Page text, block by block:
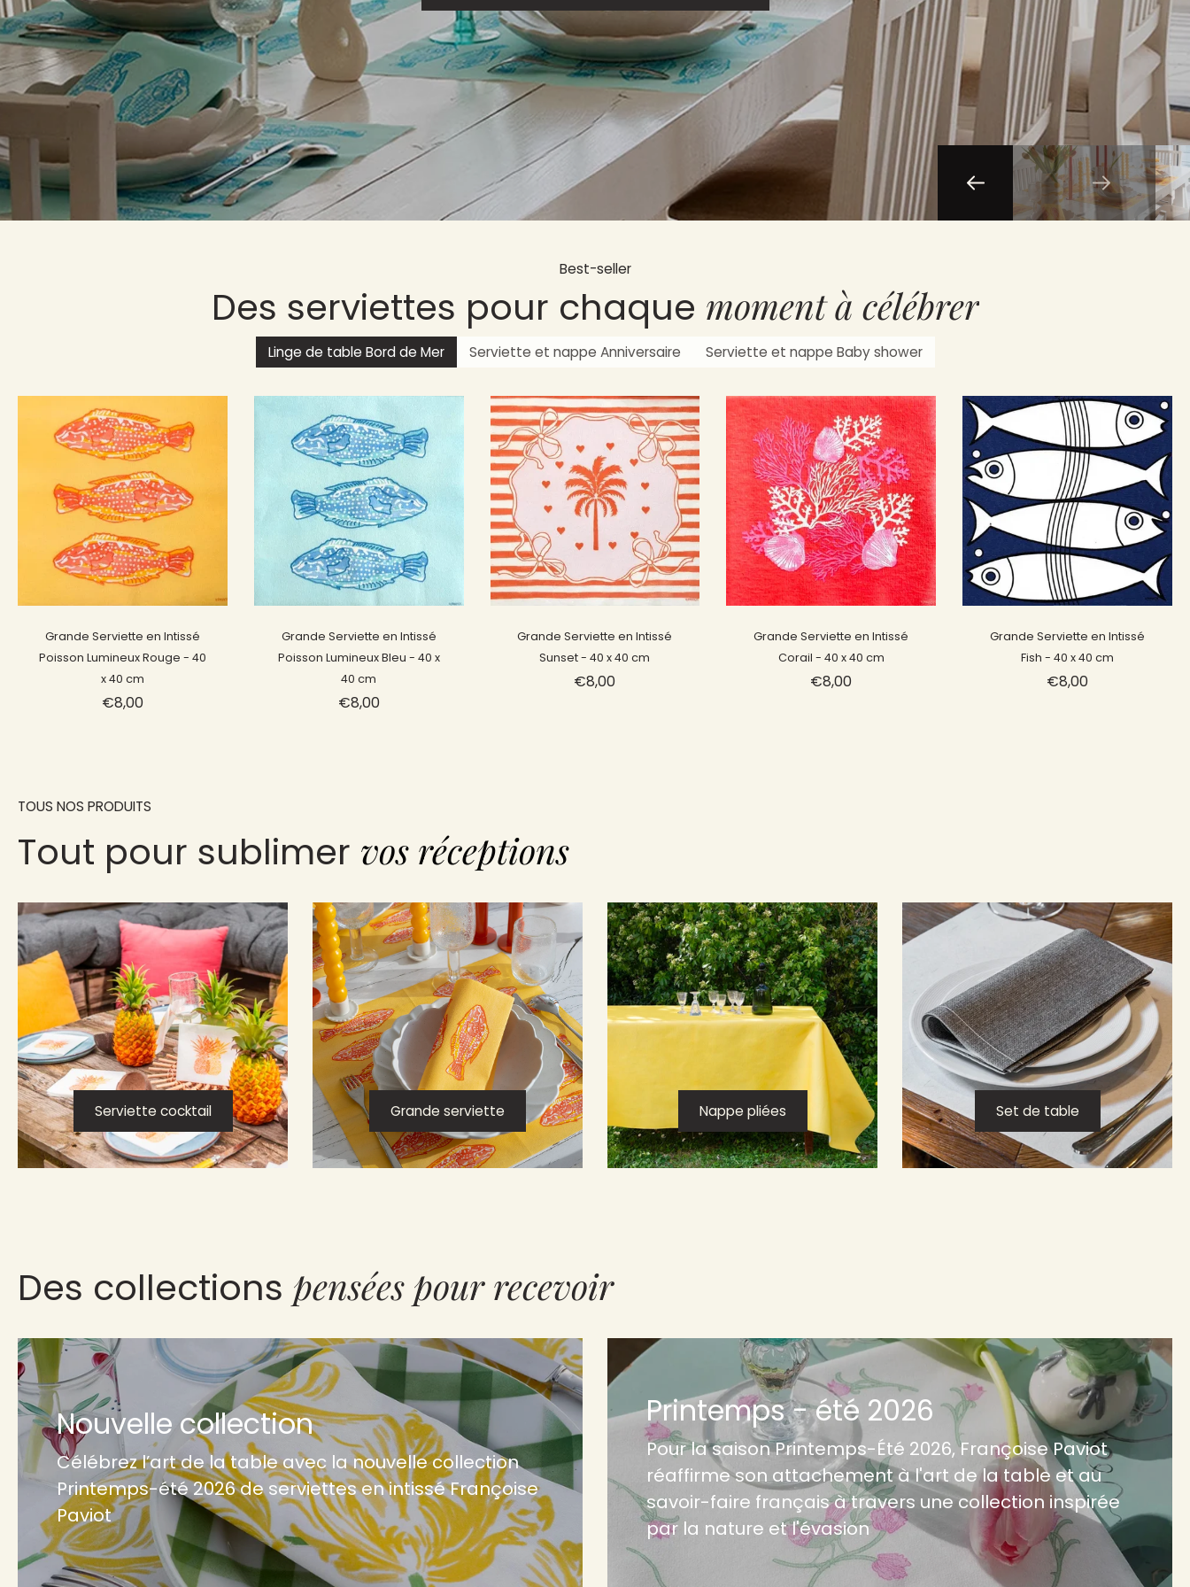
Best-seller
Des serviettes pour chaque moment à célébrer
Linge de table Bord de Mer Serviette et nappe Anniversaire Serviette et nappe Baby shower
Épuisé
Grande Serviette en Intissé
Poisson Lumineux Rouge - 40
x 40 cm
€8,00
Épuisé
Grande Serviette en Intissé
Poisson Lumineux Bleu - 40 x
40 cm
€8,00
Grande Serviette en Intissé
Sunset - 40 x 40 cm
€8,00
Épuisé
Grande Serviette en Intissé
Corail - 40 x 40 cm
€8,00
Épuisé
Grande Serviette en Intissé
Fish - 40 x 40 cm
€8,00
TOUS NOS PRODUITS
Tout pour sublimer vos réceptions
Serviette cocktail Grande serviette Nappe pliées Set de table
Des collections pensées pour recevoir
Nouvelle collection
Célébrez l’art de la table avec la nouvelle collection
Printemps-été 2026 de serviettes en intissé Françoise
Paviot
Printemps - été 2026
Pour la saison Printemps-Été 2026, Françoise Paviot
réaffirme son attachement à l'art de la table et au
savoir-faire français à travers une collection inspirée
par la nature et l'évasion